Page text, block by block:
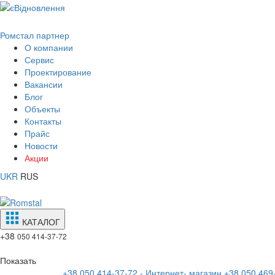
Ромстал партнер
О компании
Сервис
Проектирование
Вакансии
Блог
Объекты
Контакты
Прайс
Новости
Акции
UKR RUS
КАТАЛОГ
+38 050 414-37-72
Показать
+38 050 414-37-72 - Интернет- магазин +38 050